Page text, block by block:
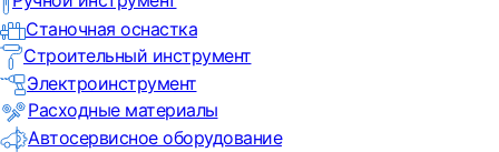
Станочная оснастка
Строительный инструмент
Электроинструмент
Расходные материалы
Автосервисное оборудование